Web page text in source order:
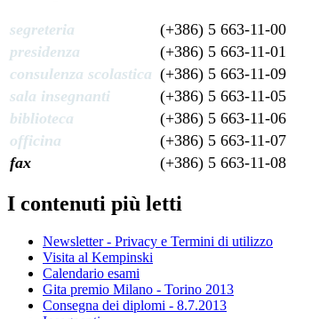
segreteria
(+386) 5 663-11-00
presidenza
(+386) 5 663-11-01
consulenza scolastica (+386) 5 663-11-09
sala insegnanti
(+386) 5 663-11-05
biblioteca
(+386) 5 663-11-06
officina
(+386) 5 663-11-07
fax
(+386) 5 663-11-08
I contenuti più letti
Newsletter - Privacy e Termini di utilizzo
Visita al Kempinski
Calendario esami
Gita premio Milano - Torino 2013
Consegna dei diplomi - 8.7.2013